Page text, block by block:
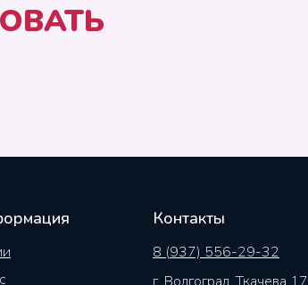
Контакты
8 (937) 556-29-32